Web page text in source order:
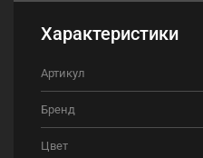
Характеристики
Артикул
Бренд
Цвет